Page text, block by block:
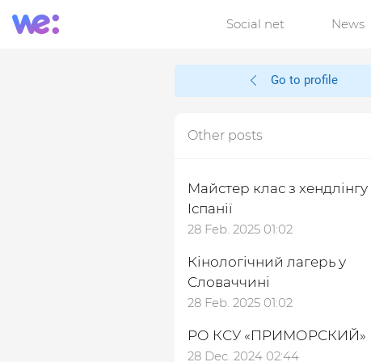
Social net News
Go to profile
Other posts
Майстер клас з хендлінгу
Іспанії
28 Feb. 2025 01:02
Кінологічний лагерь у
Словаччині
28 Feb. 2025 01:02
РО КСУ «ПРИМОРСКИЙ»
28 Dec. 2024 02:44